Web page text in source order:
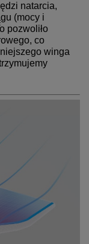
natarcia,
(mocy i
pozwoliło
co
winga